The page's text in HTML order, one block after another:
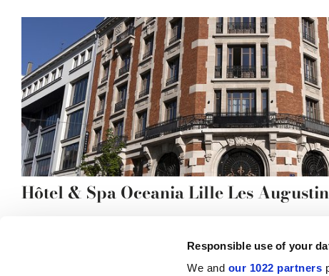
Responsible use of your
We and our 1022 partners
Hôtel & Spa Oceania Lille Les